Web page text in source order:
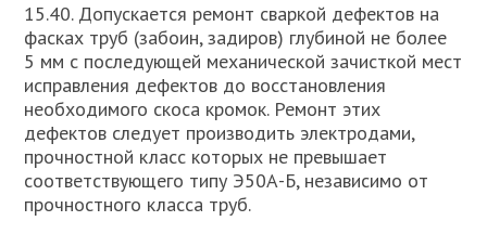
15.40. Допускается ремонт сваркой дефектов на
фасках труб (забоин, задиров) глубиной не более
5 мм с последующей механической зачисткой мест
исправления дефектов до восстановления
необходимого скоса кромок. Ремонт этих
дефектов следует производить электродами,
прочностной класс которых не превышает
соответствующего типу Э50А-Б, независимо от
прочностного класса труб.